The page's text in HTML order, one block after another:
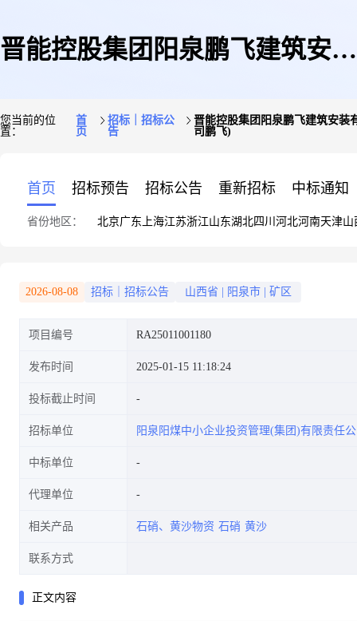
晋能控股集团阳泉鹏飞建筑安装
泉阳煤中小企业投资管理(集团)
有限责任公司-中小企业集团一
您当前的位
置：
首
页
招标｜招标公
告
晋能控股集团阳泉鹏飞建筑安装
司鹏飞)
首页 招标预告 招标公告 重新招标 中标通知
省份地区： 北京广东 上海江苏浙江山东湖北四川 河北河南天津山
2026-08-08 招标｜招标公告 山西省 阳泉市 矿区
项目编号 RA25011001180
发布时间 2025-01-15 11:18:24
投标截止时间
招标单位 阳泉阳煤中小企业投资管理(集团)有限责任
中标单位
代理单位
相关产品 石硝、黄沙物资 石硝 黄沙
联系方式
正文内容